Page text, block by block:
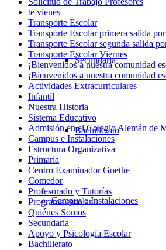
Secundaria
Bachillerato
Campus e Instalaciones
te vienes
Transporte Escolar
Transporte Escolar primera salida
Transporte Escolar segunda salida
Transporte Escolar Viernes
¡Bienvenidos a nuestra comunidad
¡Bienvenidos a nuestra comunidad
Actividades Extracurriculares
Infantil
Nuestra Historia
Sistema Educativo
Admisión en el Colegio Alemán de
Campus e Instalaciones
Estructura Organizativa
Primaria
Centro Examinador Goethe
Comedor
Profesorado y Tutorías
Programa escolar
Quiénes Somos
Secundaria
Apoyo y Psicología Escolar
Bachillerato